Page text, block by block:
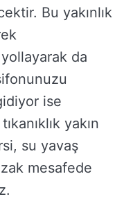
Bu yakınlık
da
ise
yakın
su yavaş
mesafede